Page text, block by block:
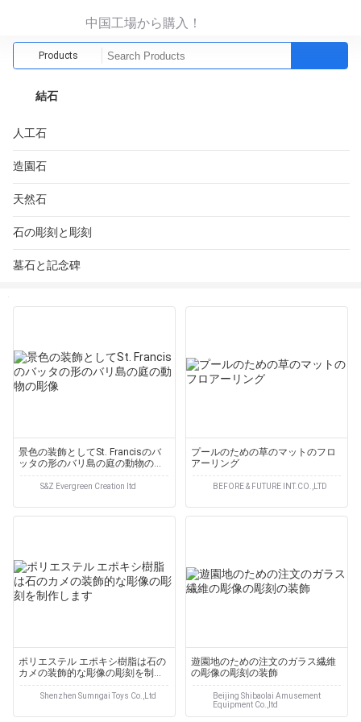
中国工場から購入！
Products
結石
人工石
造園石
天然石
石の彫刻と彫刻
墓石と記念碑
景色の装飾としてSt. Francisのバ
ッタの形のバリ島の庭の動物の彫
像
S&Z Evergreen Creation ltd
プールのための草のマットのフロ
アーリング
BEFORE & FUTURE INT.CO.,LTD
ポリエステル エポキシ樹脂は石の
カメの装飾的な彫像の彫刻を制作
します
Shenzhen Sumngai Toys Co.,Ltd
遊園地のための注文のガラス繊維
の彫像の彫刻の装飾
Beijing Shibaolai Amusement
Equipment Co.,ltd